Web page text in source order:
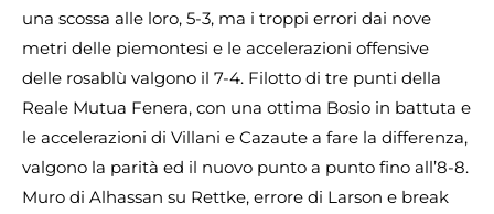
una scossa alle loro, 5-3, ma i troppi errori dai nove
metri delle piemontesi e le accelerazioni offensive
delle rosablù valgono il 7-4. Filotto di tre punti della
Reale Mutua Fenera, con una ottima Bosio in battuta e
le accelerazioni di Villani e Cazaute a fare la differenza,
valgono la parità ed il nuovo punto a punto fino all’8-8.
Muro di Alhassan su Rettke, errore di Larson e break